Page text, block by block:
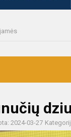
2024-03-27